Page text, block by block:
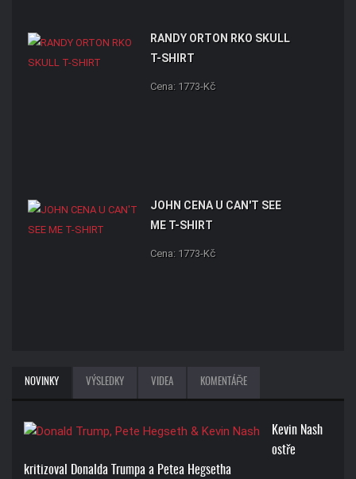
RANDY ORTON RKO SKULL
T-SHIRT
Cena: 1773-Kč
JOHN CENA U CAN'T SEE
ME T-SHIRT
Cena: 1773-Kč
NOVINKY VÝSLEDKY VIDEA KOMENTÁŘE
Kevin Nash
ostře
kritizoval Donalda Trumpa a Petea Hegsetha